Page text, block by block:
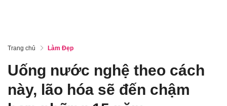
Trang chủ Làm Đẹp
Uống nước nghệ theo cách
này, lão hóa sẽ đến chậm